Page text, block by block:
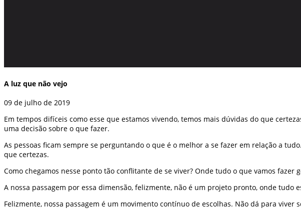
A luz que não vejo
09 de julho de 2019
Em tempos difíceis como esse que estamos vivendo, temos mais dúvidas do que
uma decisão sobre o que fazer.
As pessoas ficam sempre se perguntando o que é o melhor a se fazer em relação a
que certezas.
Como chegamos nesse ponto tão conflitante de se viver? Onde tudo o que vamos
A nossa passagem por essa dimensão, felizmente, não é um projeto pronto, onde tudo
Felizmente, nossa passagem é um movimento contínuo de escolhas. Não dá para